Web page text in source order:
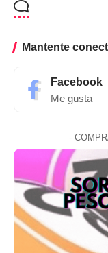
Mantente
Facebook
Me gusta
-